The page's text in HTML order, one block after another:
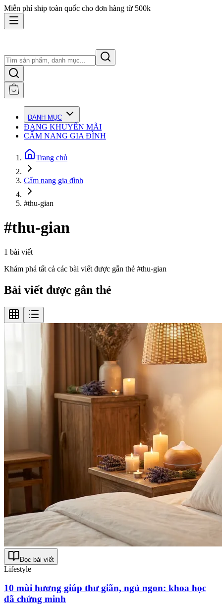
Miễn phí ship toàn quốc cho đơn hàng từ 500k
DANH MỤC
ĐANG KHUYẾN MÃI
CẨM NANG GIA ĐÌNH
Trang chủ
Cẩm nang gia đình
#thu-gian
#thu-gian
1 bài viết
Khám phá tất cả các bài viết được gắn thẻ #thu-gian
Bài viết được gắn thẻ
Đọc bài viết
Lifestyle
10 mùi hương giúp thư giãn, ngủ ngon: khoa học
đã chứng minh